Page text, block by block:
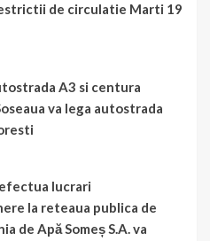
de circulatie Marti 19
A3 si centura
va lega autostrada
lucrari
la reteaua publica de
de Apă Someș S.A. va